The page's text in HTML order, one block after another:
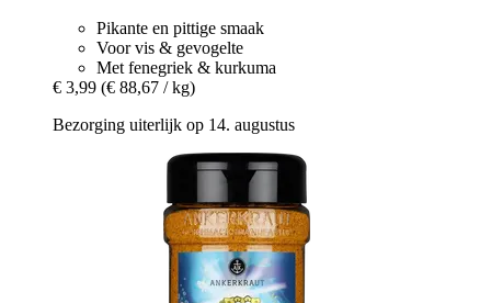
Pikante en pittige smaak
Voor vis & gevogelte
Met fenegriek & kurkuma
€ 3,99 (€ 88,67 / kg)
Bezorging uiterlijk op 14. augustus